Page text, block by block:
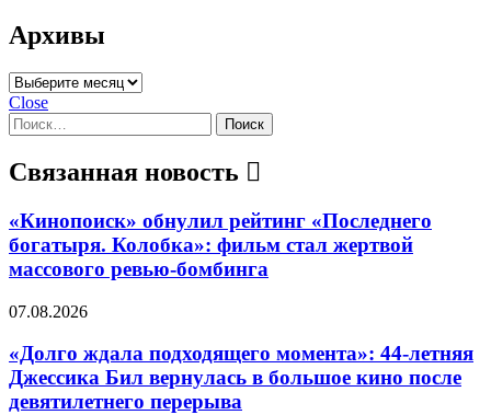
Архивы
Архивы
Close
Найти:
Связанная новость
«Кинопоиск» обнулил рейтинг «Последнего
богатыря. Колобка»: фильм стал жертвой
массового ревью-бомбинга
07.08.2026
«Долго ждала подходящего момента»: 44-летняя
Джессика Бил вернулась в большое кино после
девятилетнего перерыва